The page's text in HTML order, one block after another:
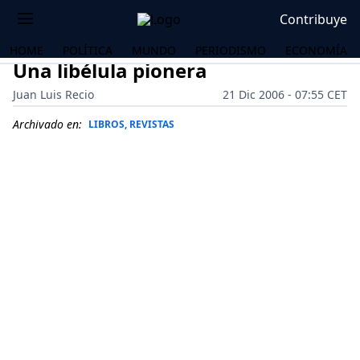
Contribuye
HOME POLÍTICA MUNDO PERIODISMO ECONOMÍA
Una libélula pionera
Juan Luis Recio
21 Dic 2006 - 07:55 CET
Archivado en: LIBROS, REVISTAS